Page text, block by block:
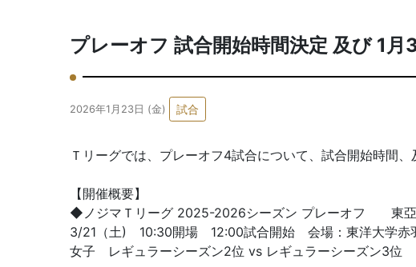
プレーオフ 試合開始時間決定 及び 1
2026年1月23日 (金) 試合
Ｔリーグでは、プレーオフ4試合について、試合開始時間、
【開催概要】
◆ノジマＴリーグ 2025-2026シーズン プレーオフ 東亞
3/21（土) 10:30開場 12:00試合開始 会場：東洋大学赤
女子 レギュラーシーズン2位 vs レギュラーシーズン3位